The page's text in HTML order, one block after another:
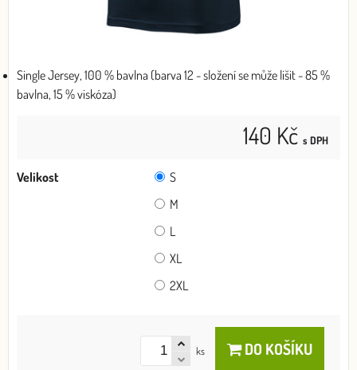
Single Jersey, 100 % bavlna (barva 12 - složení se může lišit - 85 %
bavlna, 15 % viskóza)
140 Kč s DPH
Velikost
S
M
L
XL
2XL
ks DO KOŠÍKU